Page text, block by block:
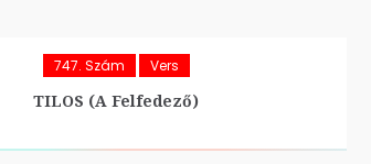
747. Szám Vers
TILOS (A Felfedező)